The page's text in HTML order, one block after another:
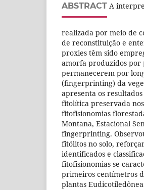
ABSTRACT A
realizada por meio de
de reconstituição e
proxies têm sido
amorfa produzidos por
permanecerem por
(fingerprinting) da
apresenta os
fitolítica preservada
fitofisionomias
Montana, Estacional
fingerprinting.
fitólitos no solo,
identificados e
fitofisionomias se
primeiros centímetros
plantas